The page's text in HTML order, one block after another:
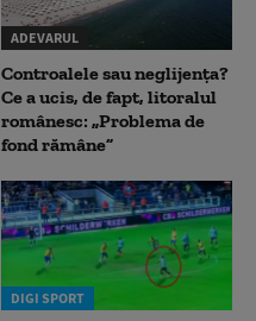
ADEVARUL
Controalele sau neglijența?
Ce a ucis, de fapt, litoralul
românesc: „Problema de
fond rămâne”
DIGI SPORT